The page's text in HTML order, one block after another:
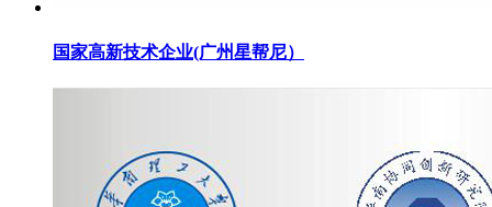
国家高新技术企业(广州星帮尼）